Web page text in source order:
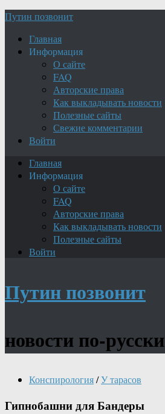
Путин позвонит
Главная
Информация
О сайте
FAQ
Авторские права
Как выкладывать новости
Полезные сайты
Свежие комментарии
Войти
Главная
Информация
О сайте
FAQ
Авторские права
Как выкладывать новости
Полезные сайты
Войти
Путин позвонит
новости по-русски
Конспирология/У тарасов
Гипнобашни для Бандеры